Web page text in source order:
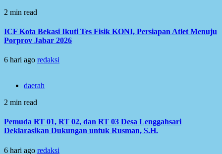
2 min read
ICF Kota Bekasi Ikuti Tes Fisik KONI, Persiapan Atlet Menuju
Porprov Jabar 2026
6 hari ago redaksi
daerah
2 min read
Pemuda RT 01, RT 02, dan RT 03 Desa Lenggahsari
Deklarasikan Dukungan untuk Rusman, S.H.
6 hari ago redaksi